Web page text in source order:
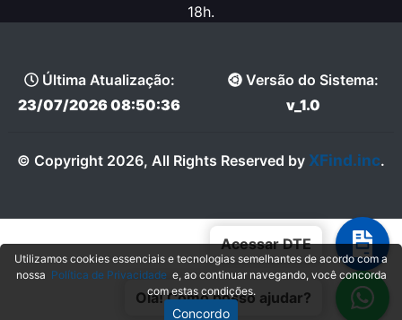
Acessar DTE
Olá! Como posso ajudar?
18h.
Última Atualização:
23/07/2026 08:50:36
Versão do Sistema:
v_1.0
© Copyright 2026, All Rights Reserved by XFind.inc.
Utilizamos cookies essenciais e tecnologias semelhantes de acordo com a
nossa Política de Privacidadee, ao continuar navegando, você concorda
com estas condições.
Concordo